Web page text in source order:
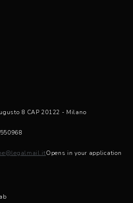
8 CAP 20122 - Milano
Opens in your application